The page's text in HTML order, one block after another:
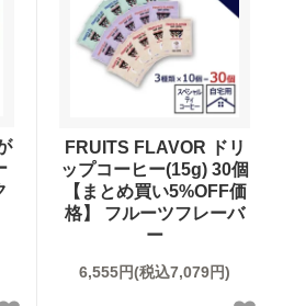
フェインレス）
ついて
て
ーのおいしさの理由
FRUITS FLAVOR ドリ
ップコーヒー(15g) 30個
【まとめ買い5%OFF価
格】 フルーツフレーバ
ー
6,555円(税込7,079円)